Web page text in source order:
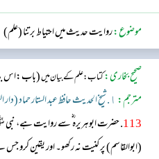
موضوع:روایت حدیث میں احتیاط برتنا (علم)
صحیح بخاری:کتاب: علم کے بیان میں(باب:اس
مترجم: ١. شیخ الحدیث حافظ عبد الستار حماد (دار السلام)
113 . حضرت ابوہریرہ ؓ سے روایت ہے، نبی
(ابوالقاسم) پر کنیت نہ رکھو۔ اور یقین کرو